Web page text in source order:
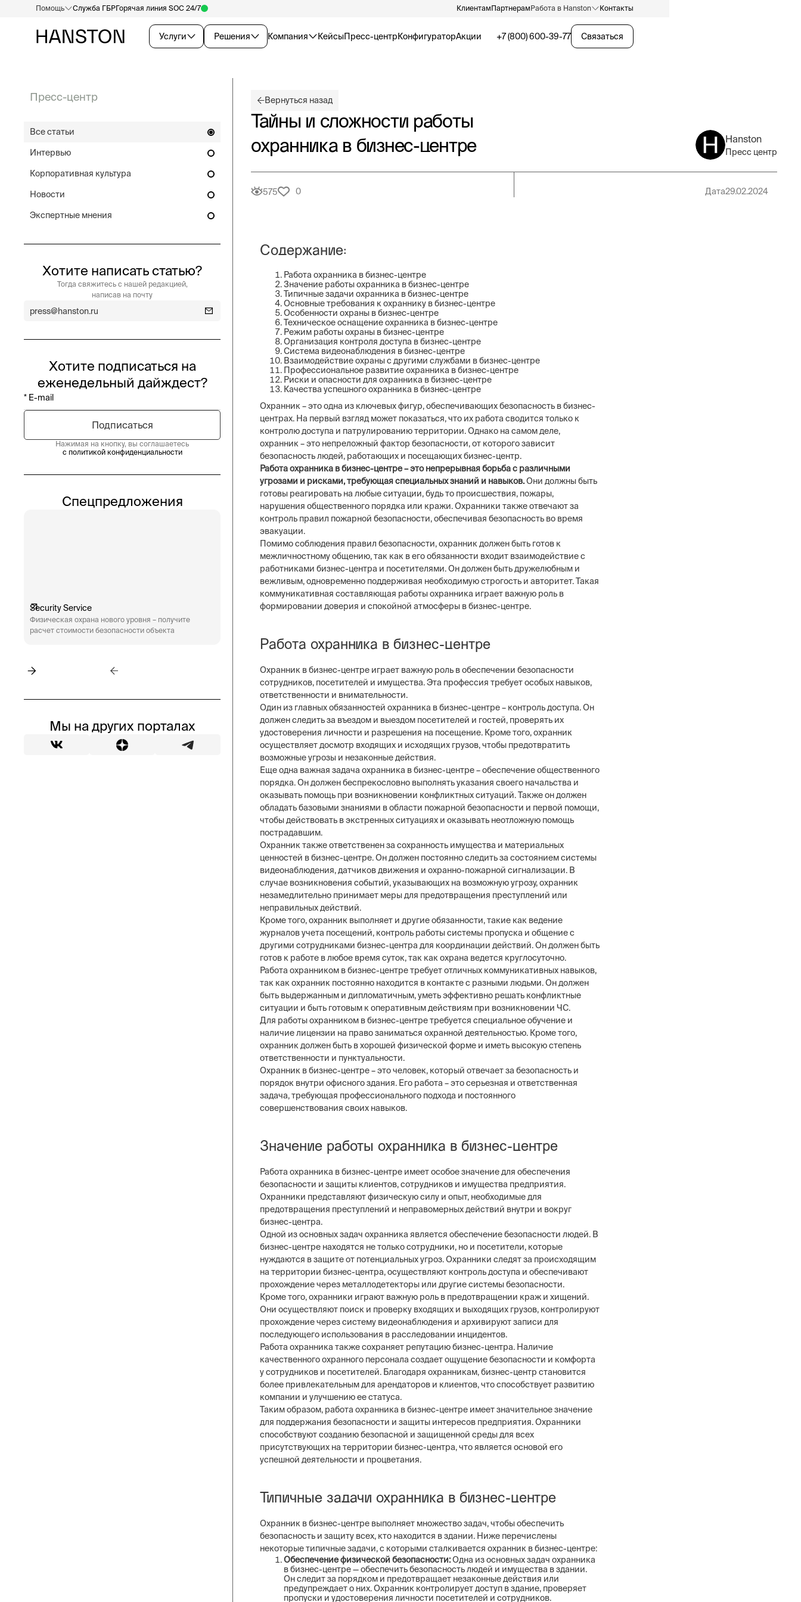
Услуги Решения Компания КейсыПресс-центрКонфигураторАкции
Помощь Служба ГБРГорячая линия SOC 24/7 КлиентамПартнерамРабота в Hanston Контакты
+7 (800) 600-39-77 Связаться
Пресс-центр
Все статьи
Интервью
Корпоративная культура
Новости
Экспертные мнения
Хотите написать статью?
Тогда свяжитесь с нашей редакцией,
написав на почту
press@hanston.ru
Хотите подписаться на
еженедельный дайждест?
Нажимая на кнопку, вы соглашаетесь
с политикой конфиденциальности
Спецпредложения
Security Service
Физическая охрана нового уровня – получите
расчет стоимости безопасности объекта
Engineering
пожарная сигнализация
Постовая охрана объектов
конфигуратор расчета стоимости охранных
услуг
Мы на других порталах
Вернуться назад
Тайны и сложности работы
охранника в бизнес-центре
Hanston
Пресс центр
575 0 Дата29.02.2024
Содержание:
Работа охранника в бизнес-центре
Значение работы охранника в бизнес-центре
Типичные задачи охранника в бизнес-центре
Основные требования к охраннику в бизнес-центре
Особенности охраны в бизнес-центре
Техническое оснащение охранника в бизнес-центре
Режим работы охраны в бизнес-центре
Организация контроля доступа в бизнес-центре
Система видеонаблюдения в бизнес-центре
Взаимодействие охраны с другими службами в бизнес-центре
Профессиональное развитие охранника в бизнес-центре
Риски и опасности для охранника в бизнес-центре
Качества успешного охранника в бизнес-центре
Охранник – это одна из ключевых фигур, обеспечивающих безопасность в бизнес-
центрах. На первый взгляд может показаться, что их работа сводится только к
контролю доступа и патрулированию территории. Однако на самом деле,
охранник – это непреложный фактор безопасности, от которого зависит
безопасность людей, работающих и посещающих бизнес-центр.
Работа охранника в бизнес-центре – это непрерывная борьба с различными
угрозами и рисками, требующая специальных знаний и навыков.Они должны быть
готовы реагировать на любые ситуации, будь то происшествия, пожары,
нарушения общественного порядка или кражи. Охранники также отвечают за
контроль правил пожарной безопасности, обеспечивая безопасность во время
эвакуации.
Помимо соблюдения правил безопасности, охранник должен быть готов к
межличностному общению, так как в его обязанности входит взаимодействие с
работниками бизнес-центра и посетителями. Он должен быть дружелюбным и
вежливым, одновременно поддерживая необходимую строгость и авторитет. Такая
коммуникативная составляющая работы охранника играет важную роль в
формировании доверия и спокойной атмосферы в бизнес-центре.
Работа охранника в бизнес-центре
Охранник в бизнес-центре играет важную роль в обеспечении безопасности
сотрудников, посетителей и имущества. Эта профессия требует особых навыков,
ответственности и внимательности.
Один из главных обязанностей охранника в бизнес-центре – контроль доступа. Он
должен следить за въездом и выездом посетителей и гостей, проверять их
удостоверения личности и разрешения на посещение. Кроме того, охранник
осуществляет досмотр входящих и исходящих грузов, чтобы предотвратить
возможные угрозы и незаконные действия.
Еще одна важная задача охранника в бизнес-центре – обеспечение общественного
порядка. Он должен беспрекословно выполнять указания своего начальства и
оказывать помощь при возникновении конфликтных ситуаций. Также он должен
обладать базовыми знаниями в области пожарной безопасности и первой помощи,
чтобы действовать в экстренных ситуациях и оказывать неотложную помощь
пострадавшим.
Охранник также ответственен за сохранность имущества и материальных
ценностей в бизнес-центре. Он должен постоянно следить за состоянием системы
видеонаблюдения, датчиков движения и охранно-пожарной сигнализации. В
случае возникновения событий, указывающих на возможную угрозу, охранник
незамедлительно принимает меры для предотвращения преступлений или
неправильных действий.
Кроме того, охранник выполняет и другие обязанности, такие как ведение
журналов учета посещений, контроль работы системы пропуска и общение с
другими сотрудниками бизнес-центра для координации действий. Он должен быть
готов к работе в любое время суток, так как охрана ведется круглосуточно.
Работа охранником в бизнес-центре требует отличных коммуникативных навыков,
так как охранник постоянно находится в контакте с разными людьми. Он должен
быть выдержанным и дипломатичным, уметь эффективно решать конфликтные
ситуации и быть готовым к оперативным действиям при возникновении ЧС.
Для работы охранником в бизнес-центре требуется специальное обучение и
наличие лицензии на право заниматься охранной деятельностью. Кроме того,
охранник должен быть в хорошей физической форме и иметь высокую степень
ответственности и пунктуальности.
Охранник в бизнес-центре – это человек, который отвечает за безопасность и
порядок внутри офисного здания. Его работа – это серьезная и ответственная
задача, требующая профессионального подхода и постоянного
совершенствования своих навыков.
Значение работы охранника в бизнес-центре
Работа охранника в бизнес-центре имеет особое значение для обеспечения
безопасности и защиты клиентов, сотрудников и имущества предприятия.
Охранники представляют физическую силу и опыт, необходимые для
предотвращения преступлений и неправомерных действий внутри и вокруг
бизнес-центра.
Одной из основных задач охранника является обеспечение безопасности людей. В
бизнес-центре находятся не только сотрудники, но и посетители, которые
нуждаются в защите от потенциальных угроз. Охранники следят за происходящим
на территории бизнес-центра, осуществляют контроль доступа и обеспечивают
прохождение через металлодетекторы или другие системы безопасности.
Кроме того, охранники играют важную роль в предотвращении краж и хищений.
Они осуществляют поиск и проверку входящих и выходящих грузов, контролируют
прохождение через систему видеонаблюдения и архивируют записи для
последующего использования в расследовании инцидентов.
Работа охранника также сохраняет репутацию бизнес-центра. Наличие
качественного охранного персонала создает ощущение безопасности и комфорта
у сотрудников и посетителей. Благодаря охранникам, бизнес-центр становится
более привлекательным для арендаторов и клиентов, что способствует развитию
компании и улучшению ее статуса.
Таким образом, работа охранника в бизнес-центре имеет значительное значение
для поддержания безопасности и защиты интересов предприятия. Охранники
способствуют созданию безопасной и защищенной среды для всех
присутствующих на территории бизнес-центра, что является основой его
успешной деятельности и процветания.
Типичные задачи охранника в бизнес-центре
Охранник в бизнес-центре выполняет множество задач, чтобы обеспечить
безопасность и защиту всех, кто находится в здании. Ниже перечислены
некоторые типичные задачи, с которыми сталкивается охранник в бизнес-центре:
Обеспечение физической безопасности:Одна из основных задач охранника
в бизнес-центре — обеспечить безопасность людей и имущества в здании.
Он следит за порядком и предотвращает незаконные действия или
предупреждает о них. Охранник контролирует доступ в здание, проверяет
пропуски и удостоверения личности посетителей и сотрудников.